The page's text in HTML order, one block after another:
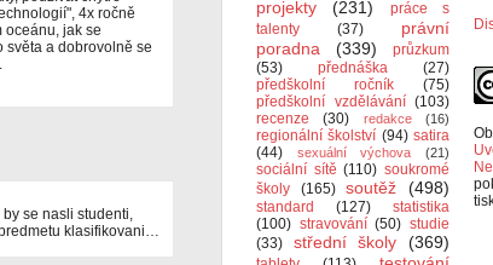
4x ročně
oceánu, jak se
světa a dobrovolně se
se nasli studenti,
klasifikovani…
projekty
(231)
práce s
talenty
(37)
právní
poradna
(339)
průzkum
(53)
přednáška
(27)
předškolní ročník
(75)
předškolní vzdělávání (103)
recenze
(30) redakce (16)
regionální školství (94) satira
(44)
sexuální výchova (21)
sociální sítě (110) soukromé
školy
(165) soutěž (498)
standard (127)
statistika
(100) stravování (50) studie
(33)
střední školy (369)
p